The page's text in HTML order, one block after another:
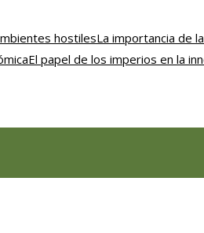
hostilesLa importancia de
El papel de los imperios en la